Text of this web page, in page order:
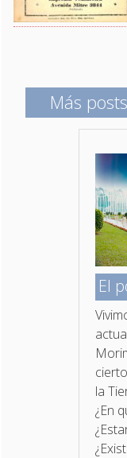
Más
El
la
¿En